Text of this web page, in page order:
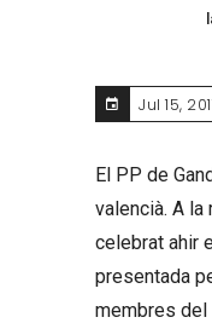
Jul 15,
El PP de
valencià. A
celebrat ahir
presentada
membres del